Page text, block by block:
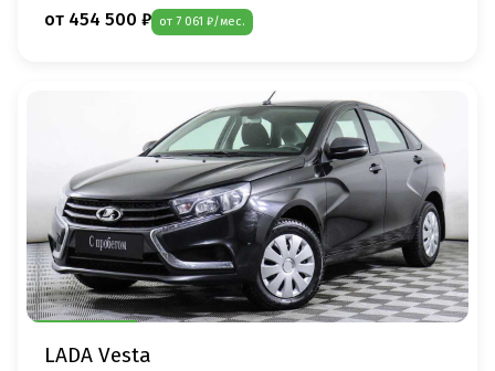
от 454 500 ₽ от 7 061 ₽/мес.
LADA Vesta